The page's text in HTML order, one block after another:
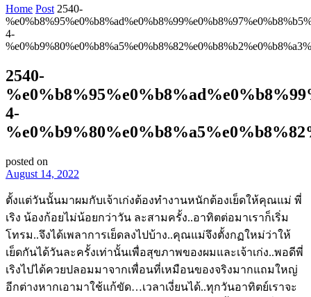
Home Post 2540-
4-
2540-
4-
posted on
August 14, 2022
ตั้งแต่วันนั้นมาผมกับเจ้าเก่งต้องทำงานหนักต้องเย็ดให้คุณแม่ พี่
เริง น้องก้อยไม่น้อยกว่าวัน ละสามครั้ง..อาทิตต่อมาเราก็เริ่ม
โทรม..จึงได้เพลาการเย็ดลงไปบ้าง..คุณแม่จึงตั้งกฏใหม่ว่าให้
เย็ดกันได้วันละครั้งเท่านั้นเพื่อสุขภาพของผมและเจ้าเก่ง..พอดีพี่
เริงไปได้ควยปลอมมาจากเพื่อนที่เหมือนของจริงมากแถมใหญ่
อีกต่างหากเอามาใช้แก้ขัด…เวลาเงี่ยนได้..ทุกวันอาทิตย์เราจะ